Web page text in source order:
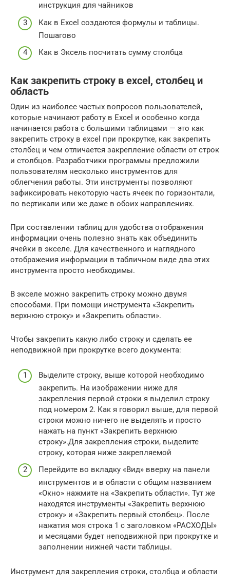
инструкция для чайников
Как в Excel создаются формулы и таблицы.
Пошагово
Как в Эксель посчитать сумму столбца
Как закрепить строку в excel, столбец и
область
Один из наиболее частых вопросов пользователей,
которые начинают работу в Excel и особенно когда
начинается работа с большими таблицами — это как
закрепить строку в excel при прокрутке, как закрепить
столбец и чем отличается закрепление области от строк
и столбцов. Разработчики программы предложили
пользователям несколько инструментов для
облегчения работы. Эти инструменты позволяют
зафиксировать некоторую часть ячеек по горизонтали,
по вертикали или же даже в обоих направлениях.
При составлении таблиц для удобства отображения
информации очень полезно знать как объединить
ячейки в экселе. Для качественного и наглядного
отображения информации в табличном виде два этих
инструмента просто необходимы.
В экселе можно закрепить строку можно двумя
способами. При помощи инструмента «Закрепить
верхнюю строку» и «Закрепить области».
Чтобы закрепить какую либо строку и сделать ее
неподвижной при прокрутке всего документа:
Выделите строку, выше которой необходимо
закрепить. На изображении ниже для
закрепления первой строки я выделил строку
под номером 2. Как я говорил выше, для первой
строки можно ничего не выделять и просто
нажать на пункт «Закрепить верхнюю
строку».Для закрепления строки, выделите
строку, которая ниже закрепляемой
Перейдите во вкладку «Вид» вверху на панели
инструментов и в области с общим названием
«Окно» нажмите на «Закрепить области». Тут же
находятся инструменты «Закрепить верхнюю
строку» и «Закрепить первый столбец». После
нажатия моя строка 1 с заголовком «РАСХОДЫ»
и месяцами будет неподвижной при прокрутке и
заполнении нижней части таблицы.
Инструмент для закрепления строки, столбца и области